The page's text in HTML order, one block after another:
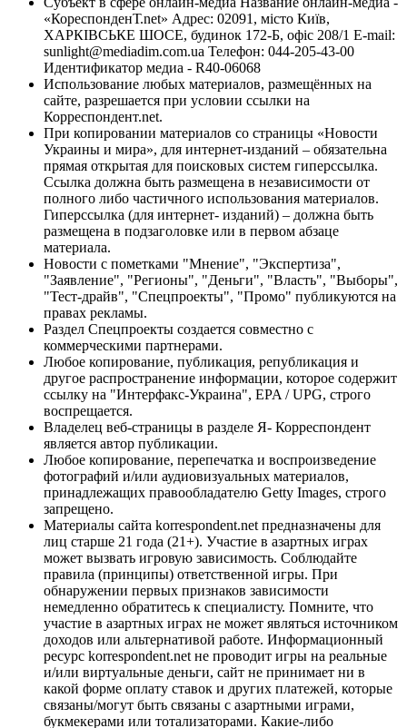
«КореспонденТ.net» Адрес: 02091, місто Київ,
ХАРКІВСЬКЕ ШОСЕ, будинок 172-Б, офіс 208/1 E-mail:
sunlight@mediadim.com.ua Телефон: 044-205-43-00
Идентификатор медиа - R40-06068
Использование любых материалов, размещённых на
сайте, разрешается при условии ссылки на
Корреспондент.net.
При копировании материалов со страницы «Новости
Украины и мира», для интернет-изданий – обязательна
прямая открытая для поисковых систем гиперссылка.
Ссылка должна быть размещена в независимости от
полного либо частичного использования материалов.
Гиперссылка (для интернет- изданий) – должна быть
размещена в подзаголовке или в первом абзаце
материала.
Новости с пометками "Мнение", "Экспертиза",
"Заявление", "Регионы", "Деньги", "Власть", "Выборы",
"Тест-драйв", "Спецпроекты", "Промо" публикуются на
правах рекламы.
Раздел Спецпроекты создается совместно с
коммерческими партнерами.
Любое копирование, публикация, републикация и
другое распространение информации, которое содержит
ссылку на "Интерфакс-Украина", EPA / UPG, строго
воспрещается.
Владелец веб-страницы в разделе Я- Корреспондент
является автор публикации.
Любое копирование, перепечатка и воспроизведение
фотографий и/или аудиовизуальных материалов,
принадлежащих правообладателю Getty Images, строго
запрещено.
Материалы сайта korrespondent.net предназначены для
лиц старше 21 года (21+). Участие в азартных играх
может вызвать игровую зависимость. Соблюдайте
правила (принципы) ответственной игры. При
обнаружении первых признаков зависимости
немедленно обратитесь к специалисту. Помните, что
участие в азартных играх не может являться источником
доходов или альтернативой работе. Информационный
ресурс korrespondent.net не проводит игры на реальные
и/или виртуальные деньги, сайт не принимает ни в
какой форме оплату ставок и других платежей, которые
связаны/могут быть связаны с азартными играми,
букмекерами или тотализаторами. Какие-либо